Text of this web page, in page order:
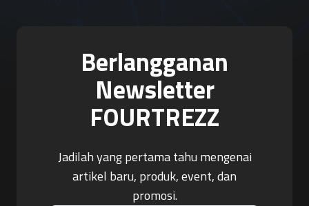
Berlangganan
Newsletter
FOURTREZZ
Jadilah yang pertama tahu mengenai
artikel baru, produk, event, dan
promosi.